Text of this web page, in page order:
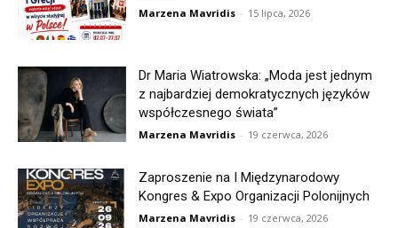
Marzena Mavridis - 15 lipca, 2026
Dr Maria Wiatrowska: „Moda jest jednym
z najbardziej demokratycznych języków
współczesnego świata”
Marzena Mavridis - 19 czerwca, 2026
Zaproszenie na I Międzynarodowy
Kongres & Expo Organizacji Polonijnych
Marzena Mavridis - 19 czerwca, 2026